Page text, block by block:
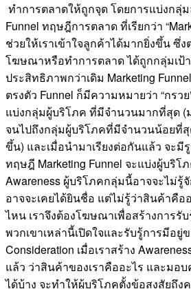
ทำการตลาดให้ถูกจุด โดยการแบ่งกลุ่
Funnel ทฤษฎีการตลาด ที่เรียกว่า
ช่วยให้เราเข้าใจลูกค้าได้มากยิ่งขึ้น ซึ่
โฆษณาหรือทำการตลาด ได้ถูกกลุ่มเป้
ประสิทธิภาพกว่าเดิม Marketing
ตรงตัว Funnel ก็มีความหมายว่า “กรว
แบ่งกลุ่มผู้บริโภค ที่มีจำนวนมากที่สุด (
จนไปถึงกลุ่มผู้บริโภคที่มีจำนวนน้อยที่สุ
ขึ้น) และเมื่อนำมาเรียงต่อกันแล้ว จะมี
ทฤษฎี Marketing Funnel จะแบ่งผู้บริโ
Awareness ผู้บริโภคกลุ่มนี้อาจจะไม่รู้
อาจจะเคยได้ยินชื่อ แต่ไม่รู้ว่าสินค้าคื
ไหน เราจึงต้องโฆษณาเพื่อสร้างการรั
พวกเขาเหล่านี้เปิดใจและรับรู้การมีอยู่
Consideration เมื่อเราสร้าง
แล้ว ว่าสินค้าของเราคืออะไร และมอ
ได้บ้าง จะทำให้ผู้บริโภคตั้งข้อสงสัยถึง